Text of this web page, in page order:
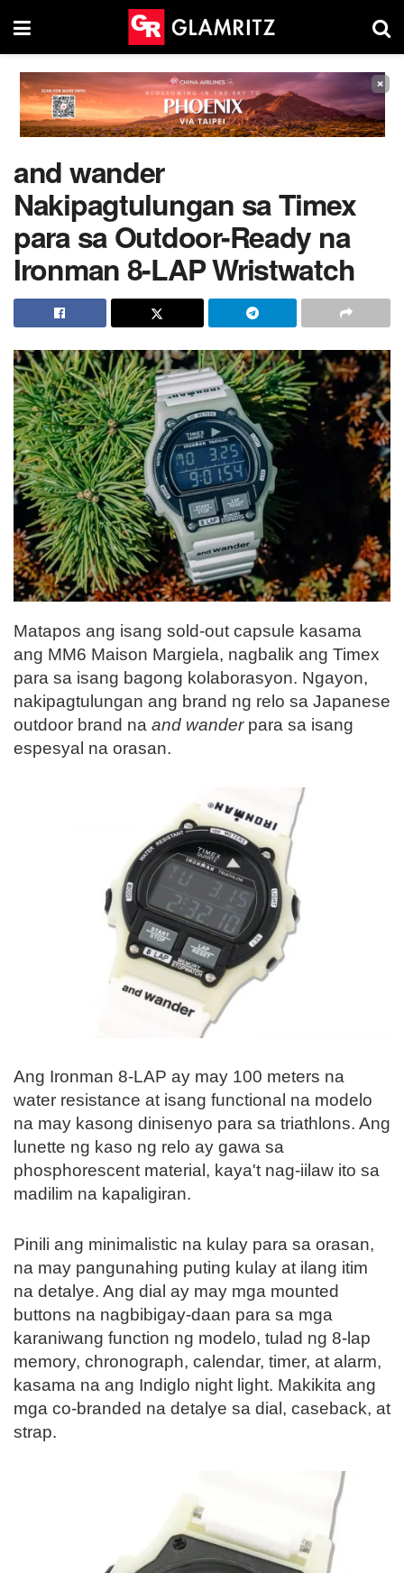
×
and wander
Nakipagtulungan sa Timex
para sa Outdoor-Ready na
Ironman 8-LAP Wristwatch
Matapos ang isang sold-out capsule kasama
ang MM6 Maison Margiela, nagbalik ang Timex
para sa isang bagong kolaborasyon. Ngayon,
nakipagtulungan ang brand ng relo sa Japanese
outdoor brand na and wanderpara sa isang
espesyal na orasan.
Ang Ironman 8-LAP ay may 100 meters na
water resistance at isang functional na modelo
na may kasong dinisenyo para sa triathlons. Ang
lunette ng kaso ng relo ay gawa sa
phosphorescent material, kaya't nag-iilaw ito sa
madilim na kapaligiran.
Pinili ang minimalistic na kulay para sa orasan,
na may pangunahing puting kulay at ilang itim
na detalye. Ang dial ay may mga mounted
buttons na nagbibigay-daan para sa mga
karaniwang function ng modelo, tulad ng 8-lap
memory, chronograph, calendar, timer, at alarm,
kasama na ang Indiglo night light. Makikita ang
mga co-branded na detalye sa dial, caseback, at
strap.